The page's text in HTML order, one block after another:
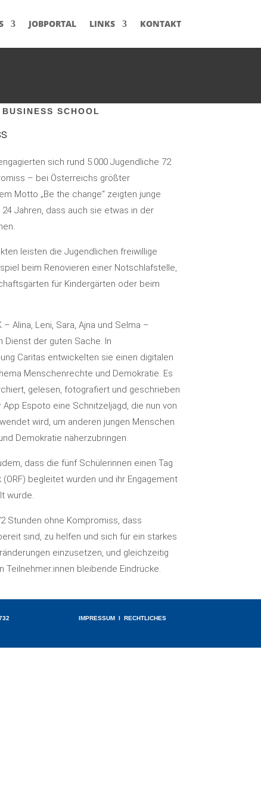
JOBPORTAL LINKS KONTAKT
SCHOOL
sich rund 5.000 Jugendliche 72
– bei Österreichs größter
Motto „Be the change“ zeigten junge
Jahren, dass auch sie etwas in der
leisten die Jugendlichen freiwillige
beim Renovieren einer Notschlafstelle,
für Kindergärten oder beim
Alina, Leni, Sara, Ajna und Selma –
der guten Sache. In
Caritas entwickelten sie einen digitalen
Menschenrechte und Demokratie. Es
gelesen, fotografiert und geschrieben
Espoto eine Schnitzeljagd, die nun von
wird, um anderen jungen Menschen
Demokratie näherzubringen.
dass die fünf Schülerinnen einen Tag
(ORF) begleitet wurden und ihr Engagement
wurde.
Stunden ohne Kompromiss, dass
sind, zu helfen und sich für ein starkes
einzusetzen, und gleichzeitig
Teilnehmer:innen bleibende Eindrücke.
7 IMPRESSUM I RECHTLICHES